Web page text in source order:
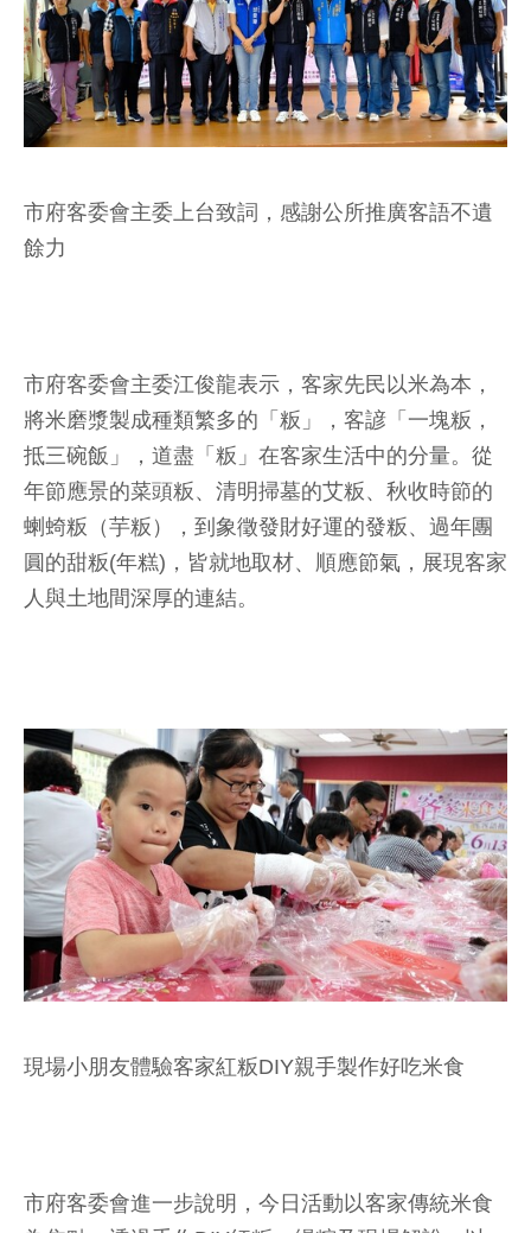
市府客委會主委上台致詞，感謝公所推廣客語不遺
餘力
市府客委會主委江俊龍表示，客家先民以米為本，
將米磨漿製成種類繁多的「粄」，客諺「一塊粄，
抵三碗飯」，道盡「粄」在客家生活中的分量。從
年節應景的菜頭粄、清明掃墓的艾粄、秋收時節的
蝲䗁粄（芋粄），到象徵發財好運的發粄、過年團
圓的甜粄(年糕)，皆就地取材、順應節氣，展現客家
人與土地間深厚的連結。
現場小朋友體驗客家紅粄DIY親手製作好吃米食
市府客委會進一步說明，今日活動以客家傳統米食